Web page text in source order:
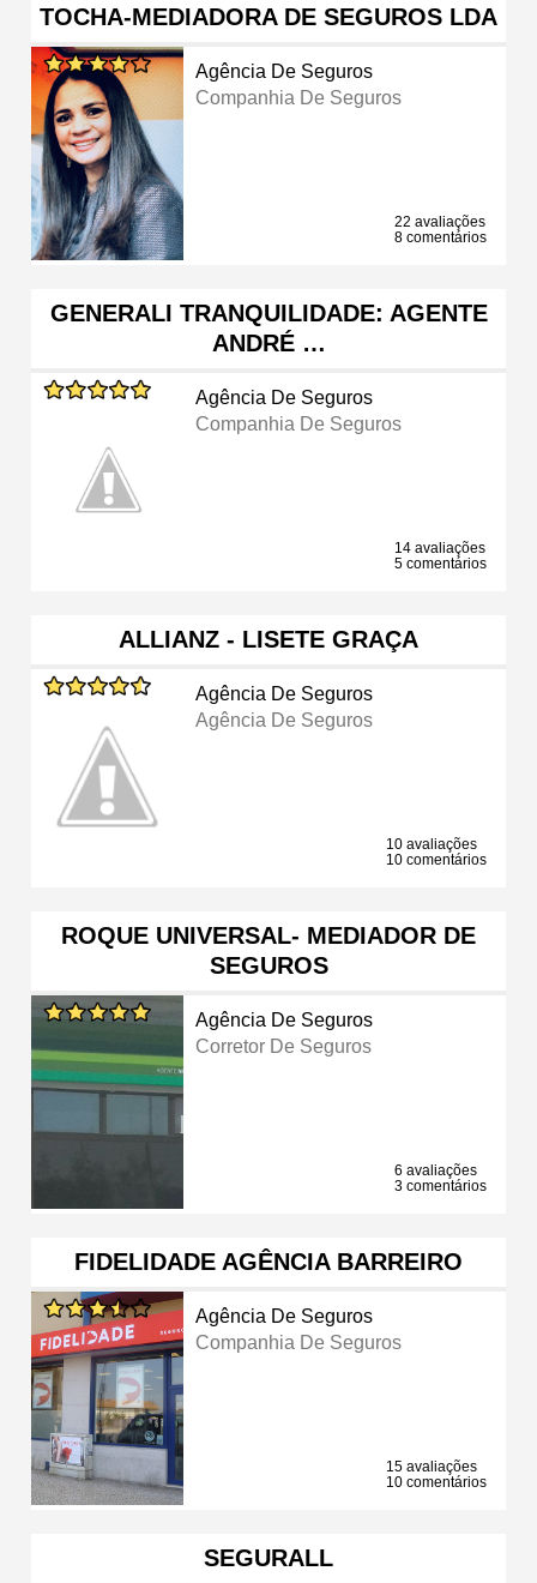
TOCHA-MEDIADORA DE SEGUROS LDA
Agência De Seguros
Companhia De Seguros
22 avaliações
8 comentários
GENERALI TRANQUILIDADE: AGENTE
ANDRÉ …
Agência De Seguros
Companhia De Seguros
14 avaliações
5 comentários
ALLIANZ - LISETE GRAÇA
Agência De Seguros
Agência De Seguros
10 avaliações
10 comentários
ROQUE UNIVERSAL- MEDIADOR DE
SEGUROS
Agência De Seguros
Corretor De Seguros
6 avaliações
3 comentários
FIDELIDADE AGÊNCIA BARREIRO
Agência De Seguros
Companhia De Seguros
15 avaliações
10 comentários
SEGURALL